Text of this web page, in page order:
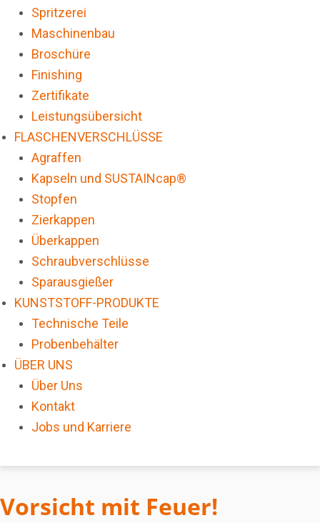
Spritzerei
Maschinenbau
Broschüre
Finishing
Zertifikate
Leistungsübersicht
FLASCHENVERSCHLÜSSE
Agraffen
Kapseln und SUSTAINcap®
Stopfen
Zierkappen
Überkappen
Schraubverschlüsse
Sparausgießer
KUNSTSTOFF-PRODUKTE
Technische Teile
Probenbehälter
ÜBER UNS
Über Uns
Kontakt
Jobs und Karriere
Vorsicht mit Feuer!